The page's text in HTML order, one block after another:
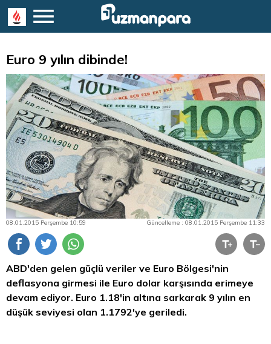
Euro 9 yılın dibinde!
08.01.2015 Perşembe 10:59 Güncelleme : 08.01.2015 Perşembe 11:33
ABD'den gelen güçlü veriler ve Euro Bölgesi'nin
deflasyona girmesi ile Euro dolar karşısında erimeye
devam ediyor. Euro 1.18'in altına sarkarak 9 yılın en
düşük seviyesi olan 1.1792'ye geriledi.